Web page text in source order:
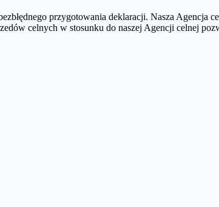
przygotowania deklaracji. Nasza Agencja
celnych w stosunku do naszej Agencji celnej